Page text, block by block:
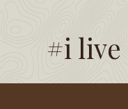
#i